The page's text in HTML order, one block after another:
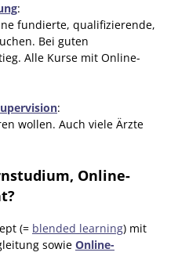
:
fundierte, qualifizierende,
Bei guten
Alle Kurse mit Online-
:
wollen. Auch viele Ärzte
Online-
(= blended learning) mit
sowie Online-